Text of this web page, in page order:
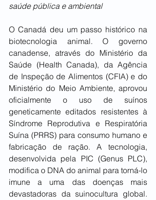
saúde pública e ambiental
O Canadá deu um passo histórico na
biotecnologia animal. O governo
canadense, através do Ministério da
Saúde (Health Canada), da Agência
de Inspeção de Alimentos (CFIA) e do
Ministério do Meio Ambiente, aprovou
oficialmente o uso de suínos
geneticamente editados resistentes à
Síndrome Reprodutiva e Respiratória
Suína (PRRS) para consumo humano e
fabricação de ração. A tecnologia,
desenvolvida pela PIC (Genus PLC),
modifica o DNA do animal para torná-lo
imune a uma das doenças mais
devastadoras da suinocultura global.